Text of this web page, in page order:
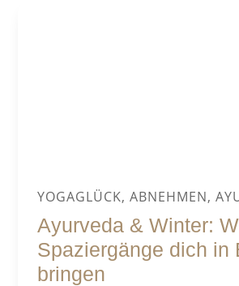
YOGAGLÜCK, ABNEHMEN,
Ayurveda & Winter:
Spaziergänge dich in
bringen